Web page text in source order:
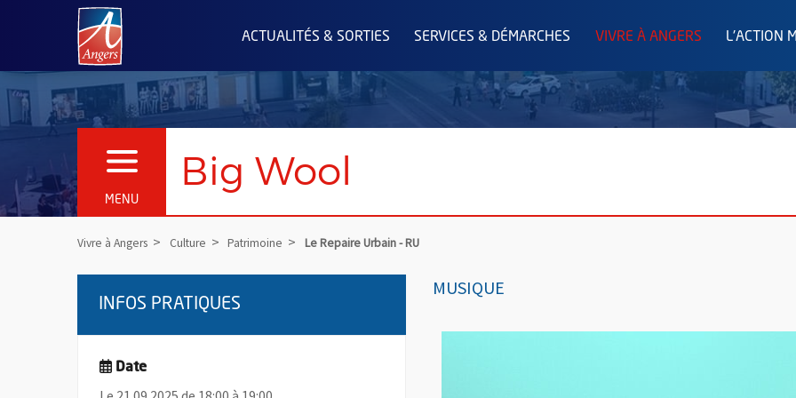
Angers.fr : Retour à l'accueil
ACTUALITÉS & SORTIES SERVICES & DÉMARCHES VIVRE À ANGERS L'ACTION
MENU
OUVRIR LE MENU Big Wool
Vivre à Angers Culture Patrimoine Le Repaire Urbain - RU
MUSIQUE
INFOS PRATIQUES
Date